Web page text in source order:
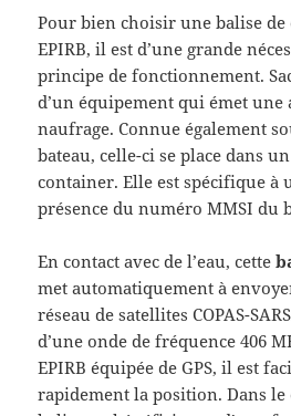
Pour bien choisir une balise de
EPIRB, il est d’une grande
principe de fonctionnement.
d’un équipement qui émet une
naufrage. Connue également
bateau, celle-ci se place dans
container. Elle est spécifique à
présence du numéro MMSI du
En contact avec de l’eau, cette
met automatiquement à
réseau de satellites COPAS-
d’une onde de fréquence 406
EPIRB équipée de GPS, il est
rapidement la position. Dans